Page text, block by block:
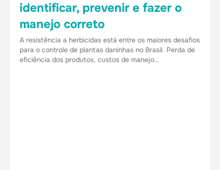
identificar, prevenir e fazer o
manejo correto
A resistência a herbicidas está entre os maiores desafios
para o controle de plantas daninhas no Brasil. Perda de
eficiência dos produtos, custos de manejo…